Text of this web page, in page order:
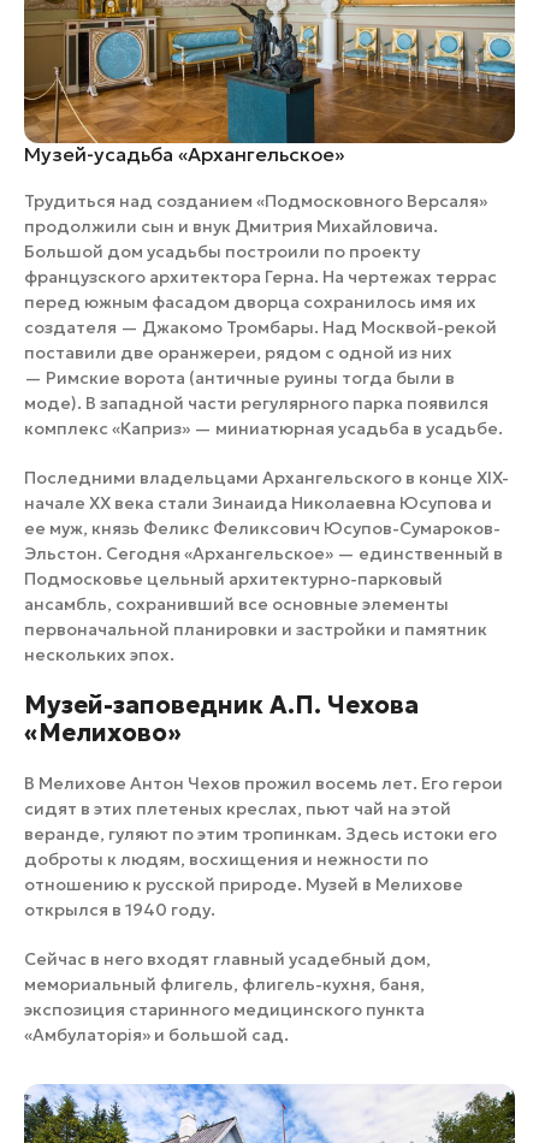
​Музей-усадьба «Архангельское»
Трудиться над созданием «Подмосковного Версаля»
продолжили сын и внук Дмитрия Михайловича.
Большой дом усадьбы построили по проекту
французского архитектора Герна. На чертежах террас
перед южным фасадом дворца сохранилось имя их
создателя — Джакомо Тромбары. Над Москвой-рекой
поставили две оранжереи, рядом с одной из них
— Римские ворота (античные руины тогда были в
моде). В западной части регулярного парка появился
комплекс «Каприз» — миниатюрная усадьба в усадьбе.
Последними владельцами Архангельского в конце XIX-
начале ХХ века стали Зинаида Николаевна Юсупова и
ее муж, князь Феликс Феликсович Юсупов-Сумароков-
Эльстон. Сегодня «Архангельское» — единственный в
Подмосковье цельный архитектурно-парковый
ансамбль, сохранивший все основные элементы
первоначальной планировки и застройки и памятник
нескольких эпох.
Музей-заповедник А.П. Чехова
«Мелихово»
В Мелихове Антон Чехов прожил восемь лет. Его герои
сидят в этих плетеных креслах, пьют чай на этой
веранде, гуляют по этим тропинкам. Здесь истоки его
доброты к людям, восхищения и нежности по
отношению к русской природе. Музей в Мелихове
открылся в 1940 году.
Сейчас в него входят главный усадебный дом,
мемориальный флигель, флигель-кухня, баня,
экспозиция старинного медицинского пункта
«Амбулаторiя» и большой сад.